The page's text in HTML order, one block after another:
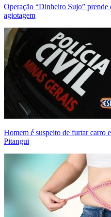
Operação “Dinheiro Sujo” prende
agiotagem
Homem é suspeito de furtar carro
Pitangui